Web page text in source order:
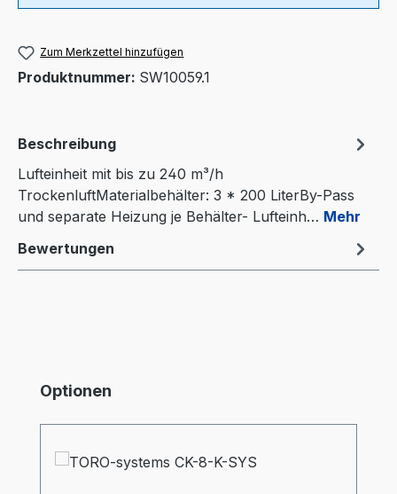
Zum Merkzettel hinzufügen
Produktnummer: SW10059.1
Beschreibung
Lufteinheit mit bis zu 240 m³/h
TrockenluftMaterialbehälter: 3 * 200 LiterBy-Pass
und separate Heizung je Behälter- Lufteinh… Mehr
Bewertungen
Produktgalerie überspringen
Optionen